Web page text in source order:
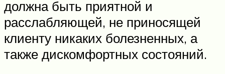
должна быть приятной и
расслабляющей, не приносящей
клиенту никаких болезненных, а
также дискомфортных состояний.